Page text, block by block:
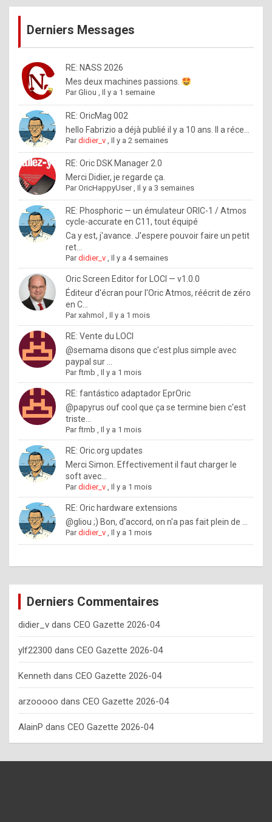
%
a
d
e
b
y
R
o
l
e
.
I
f
y
u
w
a
n
t
o
n
o
w
h
o
w
o
t
e
n
y
o
u
s
h
publications
Derniers Messages
RE: NASS 2026
Mes deux machines passions.
ParGliou ,Il y a 1 semaine
RE: OricMag 002
hello Fabrizio a déjà publié il y a 10 ans. Il a réce...
Pardidier_v ,Il y a 2 semaines
RE: Oric DSK Manager 2.0
Merci Didier, je regarde ça.
ParOricHappyUser,Il y a 3 semaines
RE: Phosphoric — un émulateur ORIC-1 / Atmos
cycle-accurate en C11, tout équipé
Ca y est, j'avance. J'espere pouvoir faire un petit
ret...
Pardidier_v ,Il y a 4 semaines
Oric Screen Editor for LOCI — v1.0.0
Éditeur d'écran pour l'Oric Atmos, réécrit de zéro
en C...
Parxahmol ,Il y a 1 mois
RE: Vente du LOCI
@semama disons que c'est plus simple avec
paypal sur ...
Parftmb ,Il y a 1 mois
RE: fantástico adaptador EprOric
@papyrus ouf cool que ça se termine bien c'est
triste...
Parftmb ,Il y a 1 mois
RE: Oric.org updates
Merci Simon. Effectivement il faut charger le
soft avec...
Pardidier_v ,Il y a 1 mois
RE: Oric hardware extensions
@gliou ;) Bon, d'accord, on n'a pas fait plein de ...
Pardidier_v ,Il y a 1 mois
Derniers Commentaires
didier_v dans CEO Gazette 2026-04
ylf22300 dans CEO Gazette 2026-04
Kenneth dans CEO Gazette 2026-04
arzooooo dans CEO Gazette 2026-04
AlainP dans CEO Gazette 2026-04